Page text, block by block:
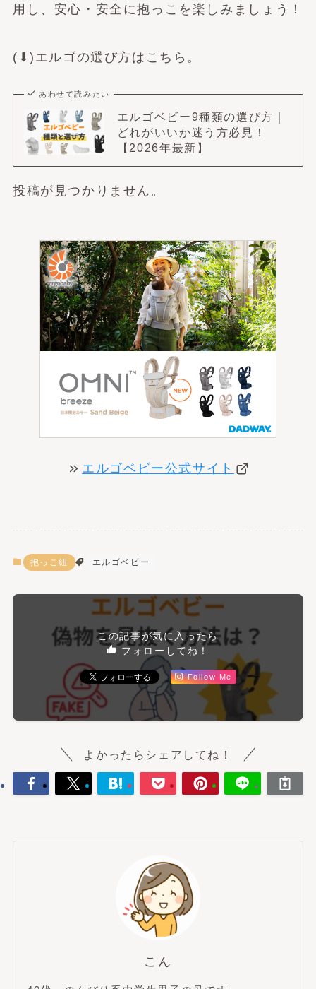
用し、安心・安全に抱っこを楽しみましょう！
(⬇︎)エルゴの選び方はこちら。
あわせて読みたい
エルゴベビー9種類の選び方｜
どれがいいか迷う方必見！
【2026年最新】
投稿が見つかりません。
エルゴベビー公式サイト
抱っこ紐 エルゴベビー
この記事が気に入ったら
フォローしてね！
Follow Me
よかったらシェアしてね！
こん